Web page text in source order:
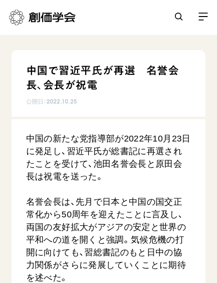
人間革命
日蓮大聖人の仏法（教学入門）
釈尊～法華経
創価学会の三代会長
初代会長・牧口常三郎先生
第2代会長・戸田城聖先生
第3代会長・池田大作先生
日常の活動
座談会
仏法を語る
年間の活動について
友人葬
彼岸
「平和の文化」を構築
核兵器の廃絶に向け連帯を拡大
「人権文化」「ジェンダー平等」を促進
人道支援
音楽活動
展示活動
教育本部の活動
図書贈呈
世界の創価学会
各国ウェブサイト
基本情報
創価学会 会憲
創価学会 会則
創価学会 社会憲章
組織・機構
会長・理事長・各部長の紹介
会員サポート
座談会御書ｅ講義
小説『新・人間革命』『人間革命』要旨
御書検索［新版］
関連リンク
創価学会総本部
墓地公園・納骨堂
ご意見
中国で習近平氏が再選 名誉会
長、会長が祝電
公開日：2022.10.25
中国の新たな党指導部が2022年10月23日
に発足し、習近平氏が総書記に再選され
たことを受けて、池田名誉会長と原田会
長は祝電を送った。
名誉会長は、先月で日本と中国の国交正
常化から50周年を迎えたことに言及し、
両国の友好拡大がアジアの安定と世界の
平和への道を開くと強調。気候危機の打
開に向けても、習総書記のもと日中の協
力関係がさらに発展していくことに期待
を述べた。